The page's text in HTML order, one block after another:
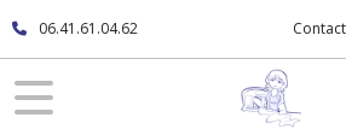
06.41.61.04.62 Contact
Fermer
FILTRES